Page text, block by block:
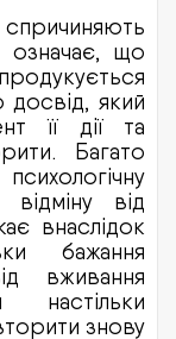
означає, що
який
її дії та
Багато
відміну від
внаслідок
бажання
вживання
знову